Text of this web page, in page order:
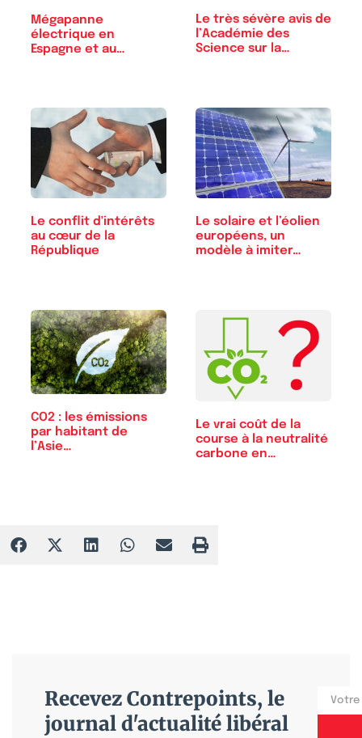
Mégapanne
électrique en
Espagne et au
Le très sévère avis de
l’Académie des
Science sur la…
Le conflit d'intérêts
au cœur de la
République
Le solaire et l’éolien
européens, un
modèle à imiter…
CO2 : les émissions
par habitant de
l’Asie…
Le vrai coût de la
course à la neutralité
carbone en…
Recevez Contrepoints, le
journal d'actualité libéral